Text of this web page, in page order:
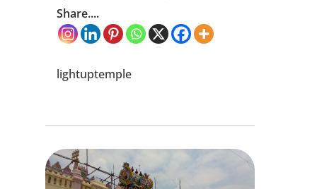
Share....
lightuptemple